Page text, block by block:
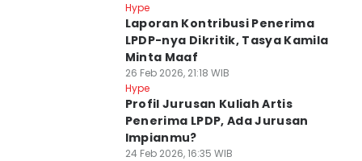
Hype
Laporan Kontribusi Penerima
LPDP-nya Dikritik, Tasya Kamila
Minta Maaf
26 Feb 2026, 21:18 WIB
Hype
Profil Jurusan Kuliah Artis
Penerima LPDP, Ada Jurusan
Impianmu?
24 Feb 2026, 16:35 WIB